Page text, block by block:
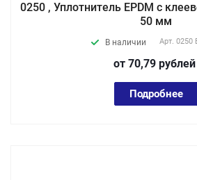
0250 , Уплотнитель EPDM с
50 мм
В наличии Арт. 0250
от 70,79 рублей
Подробнее